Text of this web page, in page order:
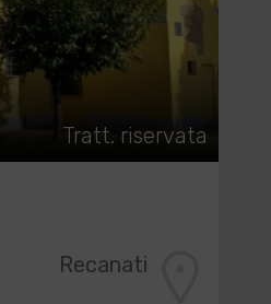
Tratt. riservata
Recanati